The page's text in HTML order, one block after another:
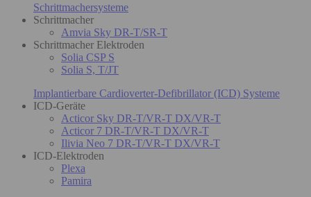
Schrittmachersysteme
Schrittmacher
Amvia Sky DR-T/SR-T
Schrittmacher Elektroden
Solia CSP S
Solia S, T/JT
Implantierbare Cardioverter-Defibrillator (ICD) Systeme
ICD-Geräte
Acticor Sky DR-T/VR-T DX/VR-T
Acticor 7 DR-T/VR-T DX/VR-T
Ilivia Neo 7 DR-T/VR-T DX/VR-T
ICD-Elektroden
Plexa
Pamira